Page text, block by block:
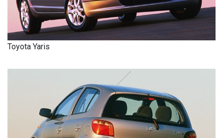
Toyota Yaris